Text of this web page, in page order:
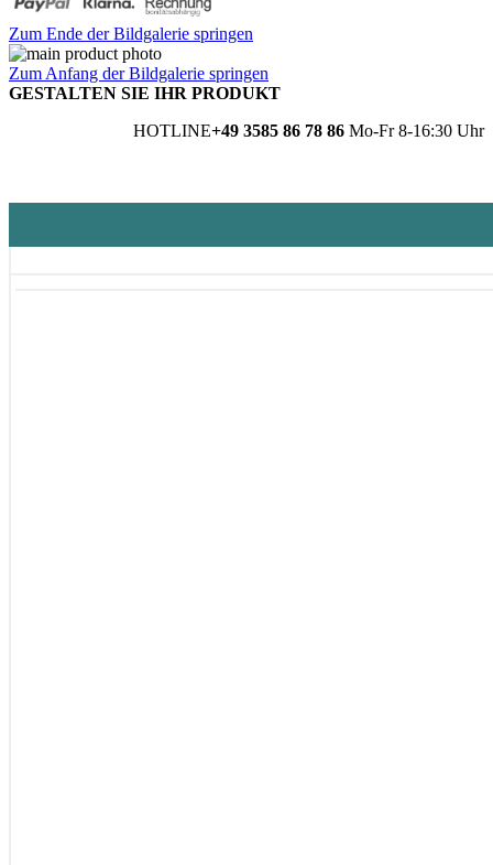
Zum Ende der Bildgalerie springen
Zum Anfang der Bildgalerie springen
GESTALTEN SIE IHR PRODUKT
HOTLINE+49 3585 86 78 86 Mo-Fr 8-16:30 Uhr